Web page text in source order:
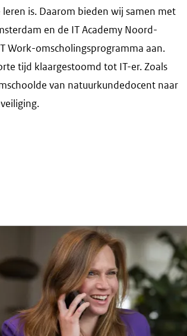
is. Daarom bieden wij samen met
en de IT Academy Noord-
Work-omscholingsprogramma aan.
tijd klaargestoomd tot IT-er. Zoals
van natuurkundedocent naar